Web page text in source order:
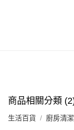
相關說明
AFTEE先享後付是「
運送方式
商品相關分類
生活百貨 廚房清潔